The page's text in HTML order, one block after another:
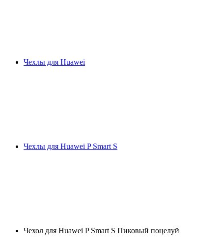
Чехлы для Huawei
Чехлы для Huawei P Smart S
Чехол для Huawei P Smart S Пиковый поцелуй